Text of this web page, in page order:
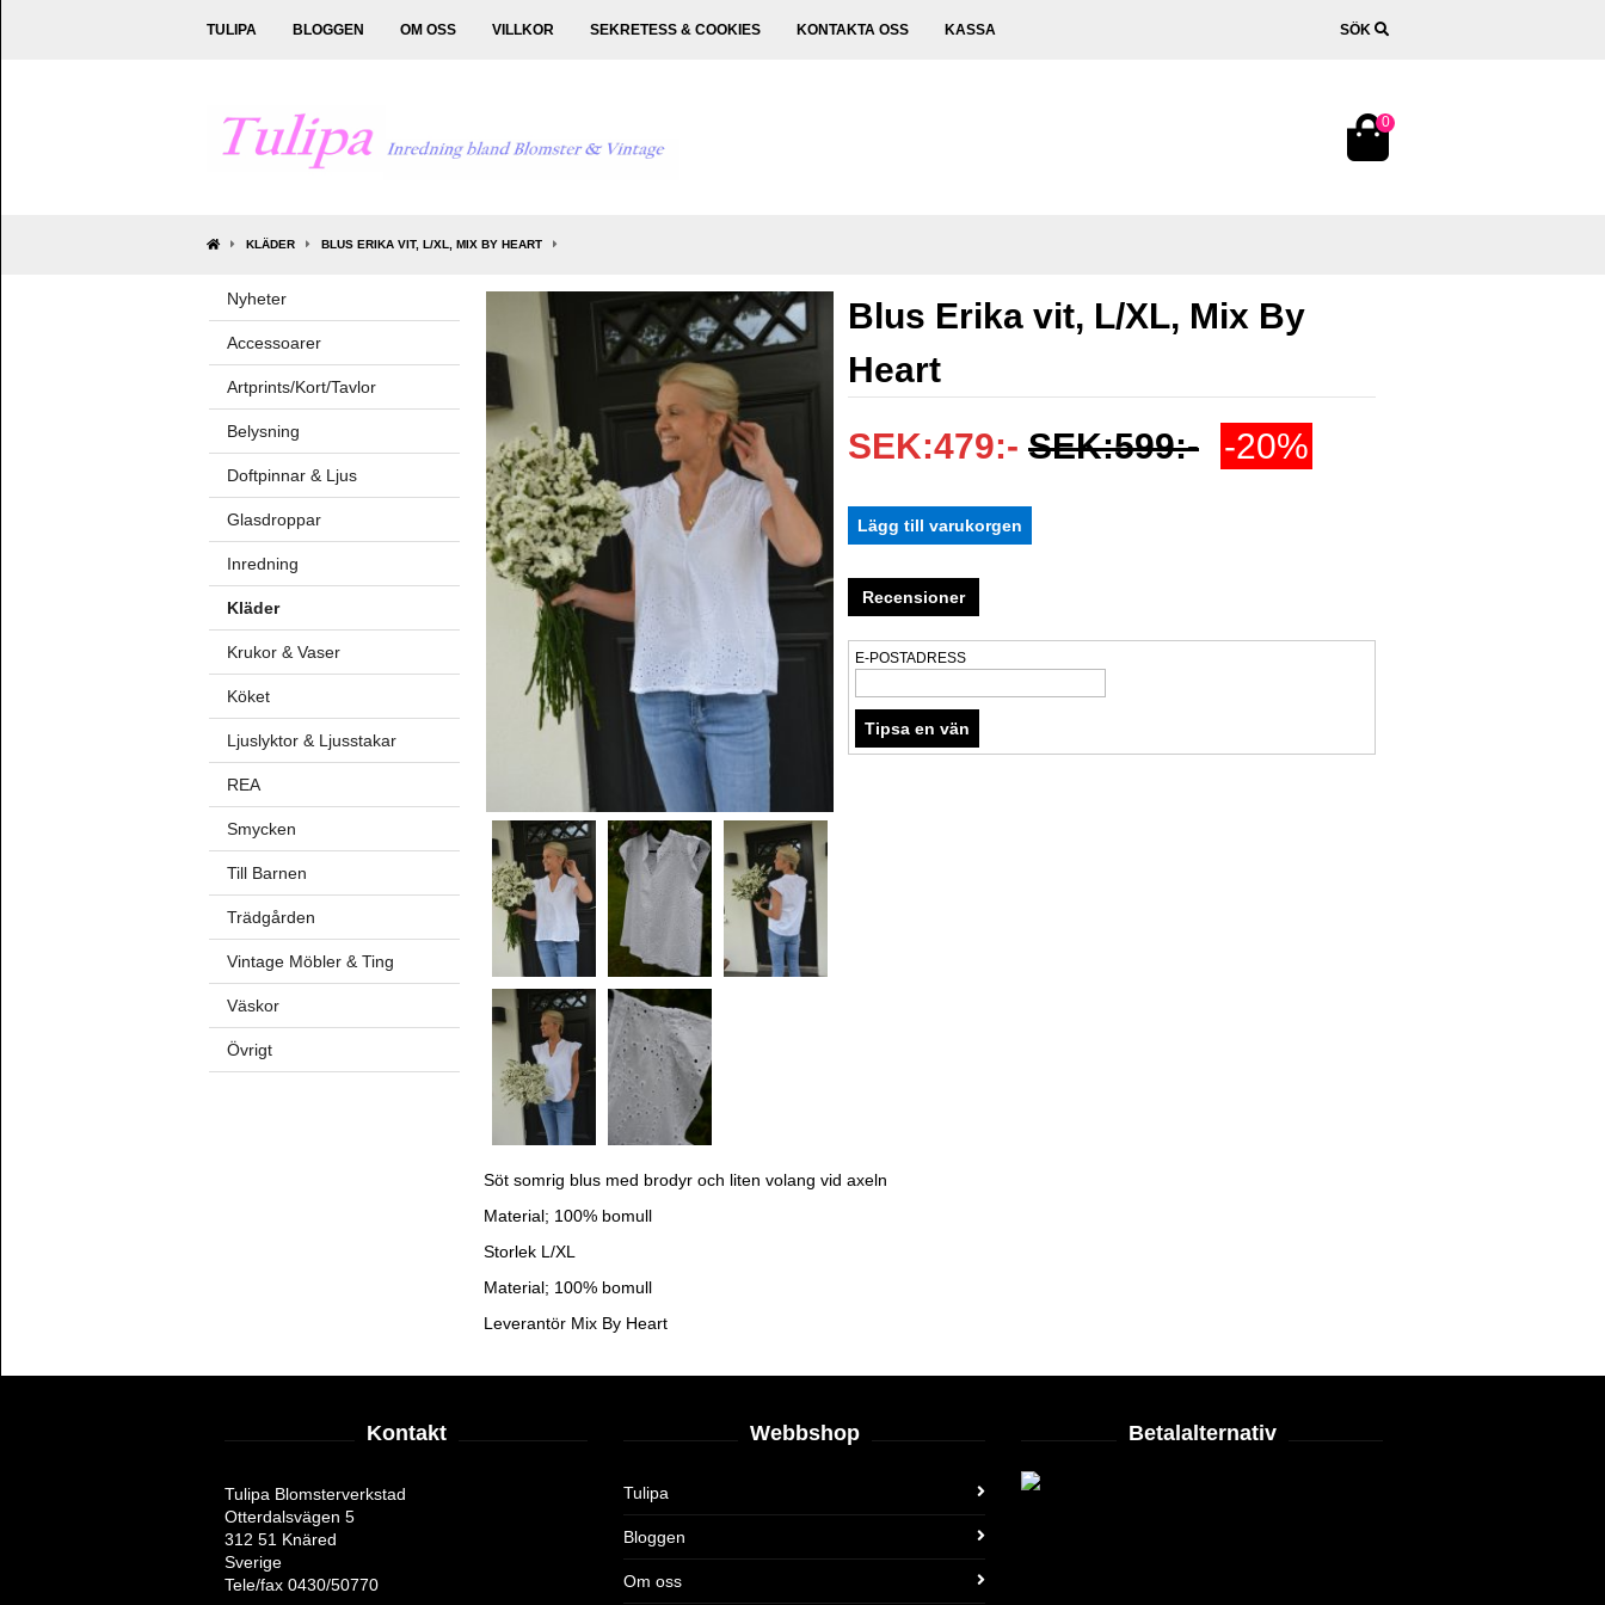
TULIPA BLOGGEN OM OSS VILLKOR SEKRETESS & COOKIES KONTAKTA OSS KASSA SÖK
0
KLÄDER BLUS ERIKA VIT, L/XL, MIX BY HEART
Nyheter
Accessoarer
Artprints/Kort/Tavlor
Belysning
Doftpinnar & Ljus
Glasdroppar
Inredning
Kläder
Krukor & Vaser
Köket
Ljuslyktor & Ljusstakar
REA
Smycken
Till Barnen
Trädgården
Vintage Möbler & Ting
Väskor
Övrigt
Blus Erika vit, L/XL, Mix By
Heart
SEK:479:- SEK:599:- -20%
Recensioner
E-POSTADRESS
Söt somrig blus med brodyr och liten volang vid axeln
Material; 100% bomull
Storlek L/XL
Material; 100% bomull
Leverantör Mix By Heart
Kontakt
Tulipa Blomsterverkstad
Otterdalsvägen 5
312 51 Knäred
Sverige
Tele/fax 0430/50770
Webbshop
Tulipa
Bloggen
Om oss
Betalalternativ